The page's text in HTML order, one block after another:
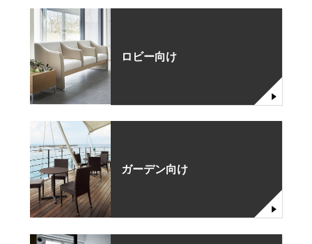
ロビー向け
ガーデン向け